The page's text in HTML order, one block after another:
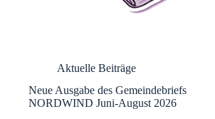
Aktuelle Beiträge
Neue Ausgabe des Gemeindebriefs
NORDWIND Juni-August 2026